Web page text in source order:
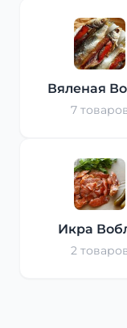
Вяленая
7
Икра
2